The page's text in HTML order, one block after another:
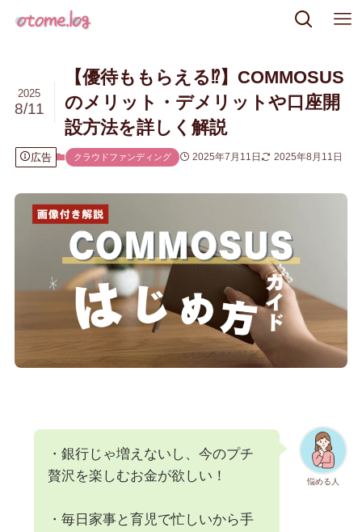
【優待ももらえる⁉】COMMOSUS
のメリット・デメリットや口座開
設方法を詳しく解説
2025
8/11
広告 クラウドファンディング 2025年7月11日 2025年8月11日
悩める人
・銀行じゃ増えないし、今のプチ
贅沢を楽しむお金が欲しい！
・毎日家事と育児で忙しいから手